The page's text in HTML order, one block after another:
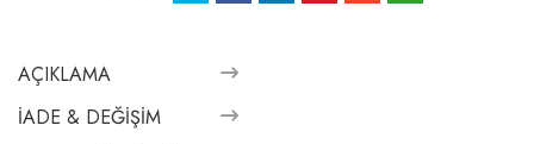
AÇIKLAMA
İADE & DEĞIŞIM